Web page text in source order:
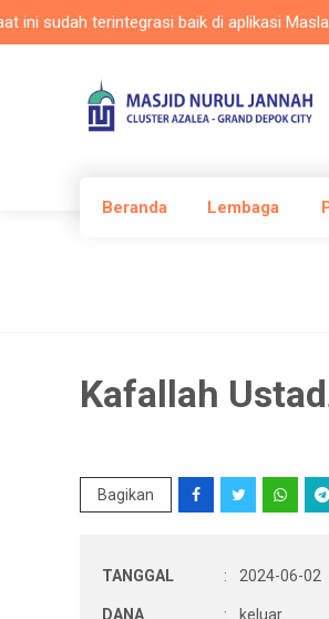
terintegrasi baik di aplikasi Maslam,
Beranda Lembaga
Kafallah
Bagikan
TANGGAL : 2024-06-02
DANA : keluar